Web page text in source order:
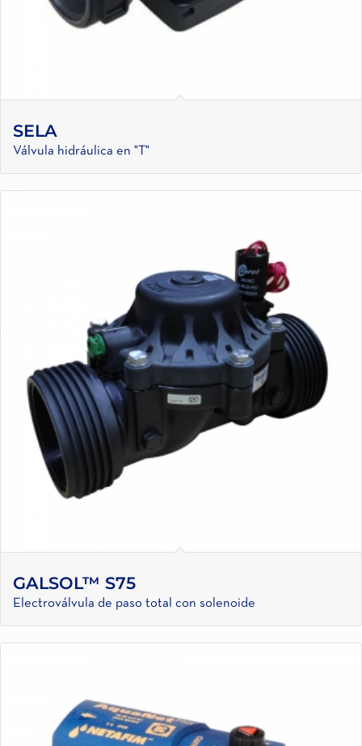
SELA
Válvula hidráulica en "T"
GALSOL™ S75
Electroválvula de paso total con solenoide